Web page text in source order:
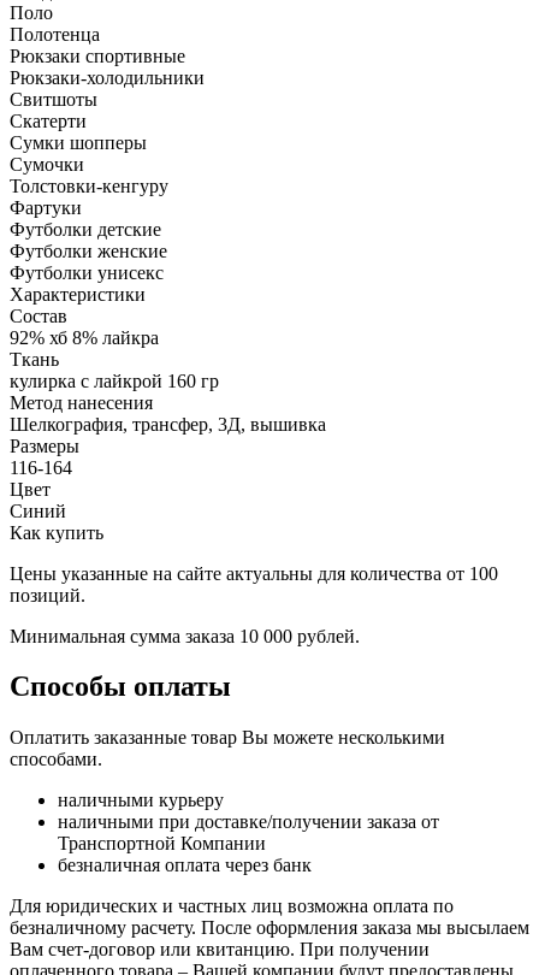
Поло
Полотенца
Рюкзаки спортивные
Рюкзаки-холодильники
Свитшоты
Скатерти
Сумки шопперы
Сумочки
Толстовки-кенгуру
Фартуки
Футболки детские
Футболки женские
Футболки унисекс
Характеристики
Состав
92% хб 8% лайкра
Ткань
кулирка с лайкрой 160 гр
Метод нанесения
Шелкография, трансфер, 3Д, вышивка
Размеры
116-164
Цвет
Синий
Как купить
Цены указанные на сайте актуальны для количества от 100
позиций.
Минимальная сумма заказа 10 000 рублей.
Способы оплаты
Оплатить заказанные товар Вы можете несколькими
способами.
наличными курьеру
наличными при доставке/получении заказа от
Транспортной Компании
безналичная оплата через банк
Для юридических и частных лиц возможна оплата по
безналичному расчету. После оформления заказа мы высылаем
Вам счет-договор или квитанцию. При получении